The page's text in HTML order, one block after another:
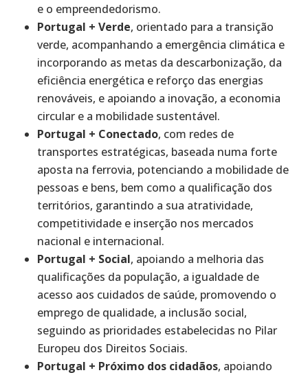
e o empreendedorismo.
Portugal + Verde, orientado para a transição
verde, acompanhando a emergência climática e
incorporando as metas da descarbonização, da
eficiência energética e reforço das energias
renováveis, e apoiando a inovação, a economia
circular e a mobilidade sustentável.
Portugal + Conectado, com redes de
transportes estratégicas, baseada numa forte
aposta na ferrovia, potenciando a mobilidade de
pessoas e bens, bem como a qualificação dos
territórios, garantindo a sua atratividade,
competitividade e inserção nos mercados
nacional e internacional.
Portugal + Social, apoiando a melhoria das
qualificações da população, a igualdade de
acesso aos cuidados de saúde, promovendo o
emprego de qualidade, a inclusão social,
seguindo as prioridades estabelecidas no Pilar
Europeu dos Direitos Sociais.
Portugal + Próximo dos cidadãos, apoiando